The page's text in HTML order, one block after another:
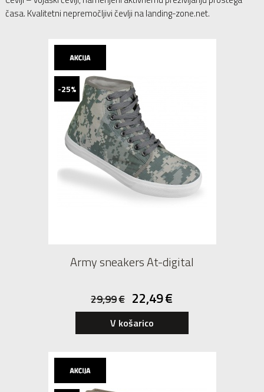
časa. Kvalitetni nepremočljivi čevlji na landing-zone.net.
38 39 40 41 42
Army sneakers At-digital
29,99€ 22,49€
-25%
V košarico